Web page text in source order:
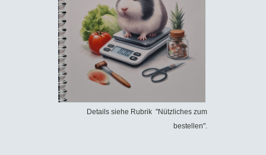
Details siehe Rubrik "Nützliches zum
bestellen".